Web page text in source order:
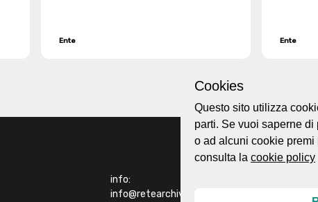
Ente Ente
info:
info@retearchivibiellesi.it
Cookies
Questo sito utilizza
parti. Se vuoi saperne
o ad alcuni cookie
consulta la cookie policy